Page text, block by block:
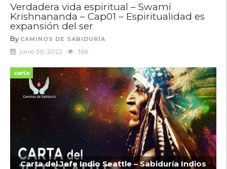
Verdadera vida espiritual – Swami
Krishnananda – Cap01 – Espiritualidad es
expansión del ser
By CAMINOS DE SABIDURÍA
junio 30, 2022 366
carta
Carta del Jefe Indio Seattle – Sabiduría Indios